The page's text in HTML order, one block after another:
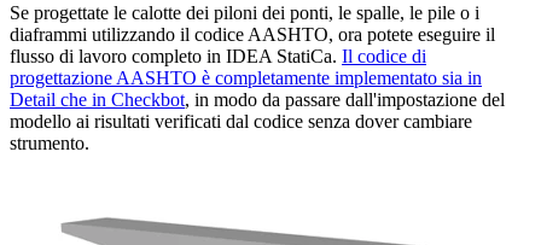
Se progettate le calotte dei piloni dei ponti, le spalle, le pile o i
diaframmi utilizzando il codice AASHTO, ora potete eseguire il
flusso di lavoro completo in IDEA StatiCa. Il codice di
progettazione AASHTO è completamente implementato sia in
Detail che in Checkbot, in modo da passare dall'impostazione del
modello ai risultati verificati dal codice senza dover cambiare
strumento.